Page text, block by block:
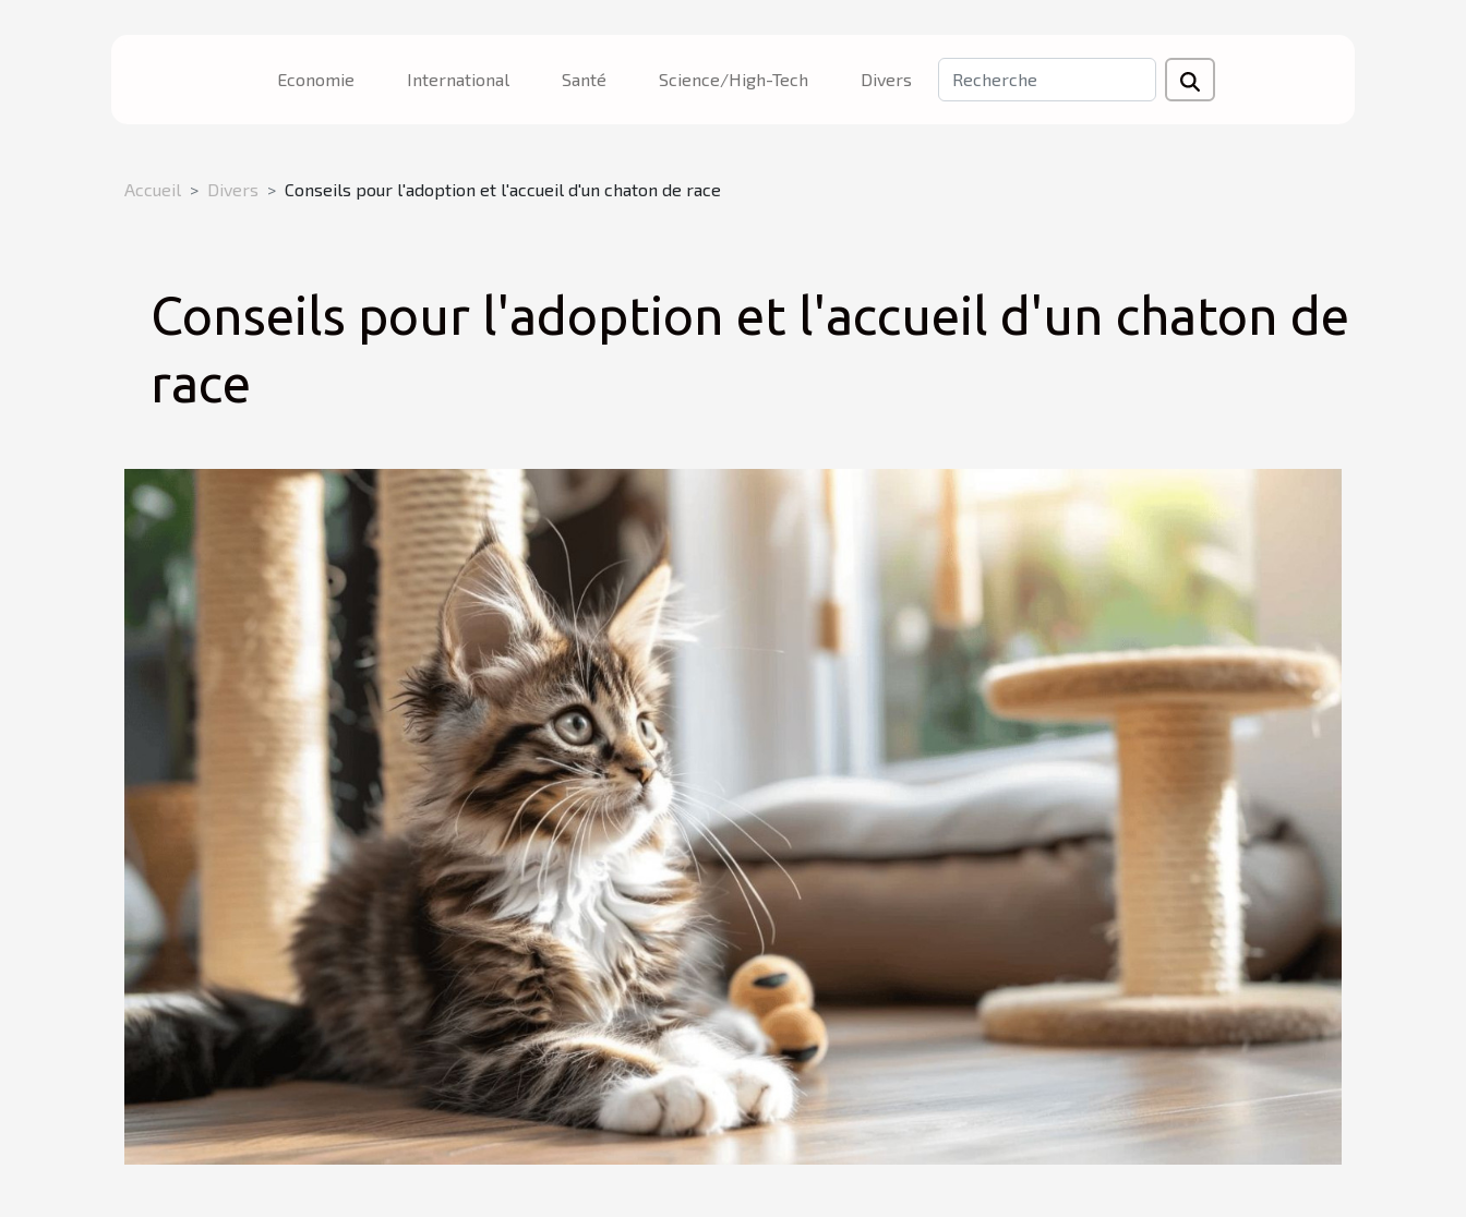
Economie International Santé Science/High-Tech Divers
Accueil Divers Conseils pour l'adoption et l'accueil d'un chaton de race
Conseils pour l'adoption et l'accueil d'un chaton de
race